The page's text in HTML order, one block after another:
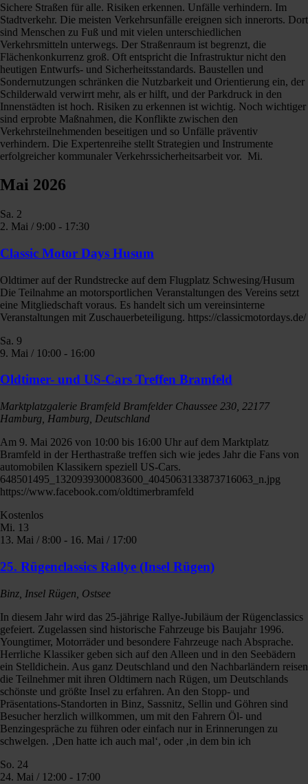
Sichere Straßen für alle. Risiken erkennen. Unfälle verhindern. Im
Stadtverkehr. Die meisten Verkehrsunfälle ereignen sich innerorts. Dort
sind Menschen zu Fuß und mit vielen unterschiedlichen
Verkehrsmitteln unterwegs. Der Straßenraum ist begrenzt, die
Flächenkonkurrenz groß. Oft entspricht die Infrastruktur nicht den
heutigen Entwurfs- und Sicherheitsstandards. Baustellen und
Sondernutzungen schränken die Nutzbarkeit und Orientierung ein, der
Schilderwald verwirrt mehr, als er hilft, und der Parkdruck in den
Innenstädten ist hoch. Risiken zu erkennen ist wichtig. Noch wichtiger
sind erprobte Maßnahmen, die Konflikte zwischen den
Verkehrsteilnehmenden beseitigen und so Unfälle präventiv
verhindern. Die Expertenreihe stellt Strategien und Instrumente
erfolgreicher kommunaler Verkehrssicherheitsarbeit vor. Mi.
Mai 2026
Sa. 2
2. Mai / 9:00 - 17:30
Classic Motor Days Husum
Oldtimer auf der Rundstrecke auf dem Flugplatz Schwesing/Husum
Die Teilnahme an motorsportlichen Veranstaltungen des Vereins setzt
eine Mitgliedschaft voraus. Es handelt sich um vereinsinterne
Veranstaltungen mit Zuschauerbeteiligung. https://classicmotordays.de/
Sa. 9
9. Mai / 10:00 - 16:00
Oldtimer- und US-Cars Treffen Bramfeld
Marktplatzgalerie Bramfeld Bramfelder Chaussee 230, 22177
Hamburg, Hamburg, Deutschland
Am 9. Mai 2026 von 10:00 bis 16:00 Uhr auf dem Marktplatz
Bramfeld in der Herthastraße treffen sich wie jedes Jahr die Fans von
automobilen Klassikern speziell US-Cars.
648501495_1320939300083600_4045063133873716063_n.jpg
https://www.facebook.com/oldtimerbramfeld
Kostenlos
Mi. 13
13. Mai / 8:00 - 16. Mai / 17:00
25. Rügenclassics Rallye (Insel Rügen)
Binz, Insel Rügen, Ostsee
In diesem Jahr wird das 25-jährige Rallye-Jubiläum der Rügenclassics
gefeiert. Zugelassen sind historische Fahrzeuge bis Baujahr 1996.
Youngtimer, Motorräder und besondere Fahrzeuge nach Absprache.
Herrliche Klassiker geben sich auf den Alleen und in den Seebädern
ein Stelldichein. Aus ganz Deutschland und den Nachbarländern reisen
die Teilnehmer mit ihren Oldtimern nach Rügen, um Deutschlands
schönste und größte Insel zu erfahren. An den Stopp- und
Präsentations-Standorten in Binz, Sassnitz, Sellin und Göhren sind
Besucher herzlich willkommen, um mit den Fahrern Öl- und
Benzingespräche zu führen oder einfach nur in Erinnerungen zu
schwelgen. ‚Den hatte ich auch mal‘, oder ‚in dem bin ich
So. 24
24. Mai / 12:00 - 17:00